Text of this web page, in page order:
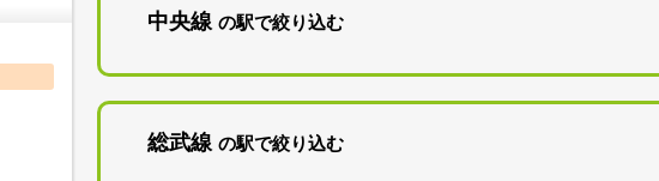
中央線 の駅で絞り込む
総武線 の駅で絞り込む